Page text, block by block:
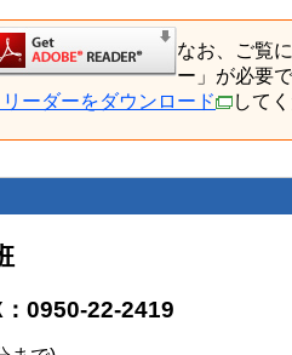
なお、ご覧
ー」が必要
リーダーをダウンロード
して
0950-22-2419